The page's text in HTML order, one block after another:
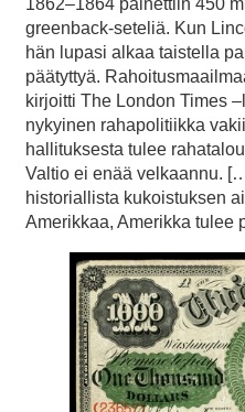
1862–1864 painettiin 450
greenback-seteliä. Kun
hän lupasi alkaa taistella
päätyttyä.
kirjoitti The London Times
nykyinen rahapolitiikka
hallituksesta tulee
Valtio ei enää velkaannu.
historiallista kukoistuksen
Amerikkaa, Amerikka tulee